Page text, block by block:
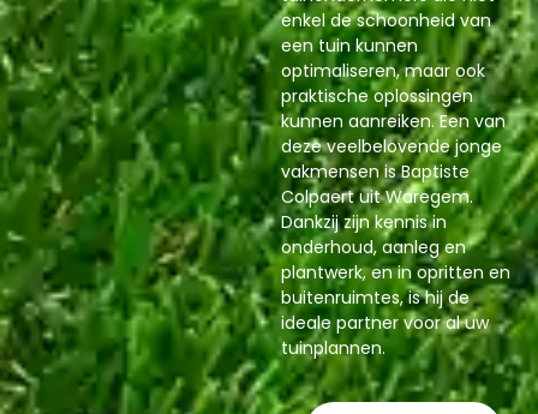
enkel de schoonheid van
een tuin kunnen
optimaliseren, maar ook
praktische oplossingen
kunnen aanreiken. Een van
deze veelbelovende jonge
vakmensen is Baptiste
Colpaert uit Waregem.
Dankzij zijn kennis in
onderhoud, aanleg en
plantwerk, en in opritten en
buitenruimtes, is hij de
ideale partner voor al uw
tuinplannen.